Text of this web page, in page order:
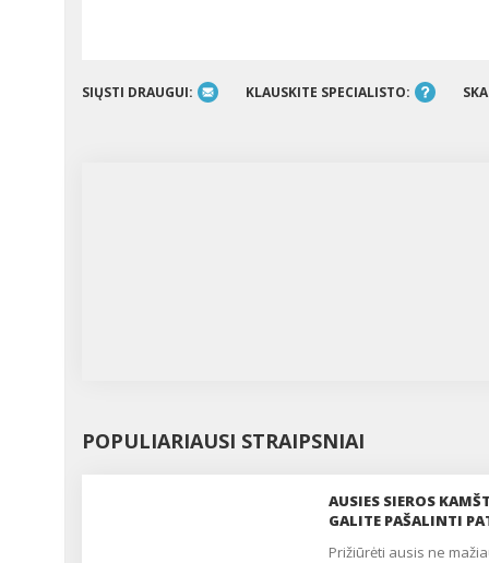
SIŲSTI DRAUGUI: KLAUSKITE SPECIALISTO:
POPULIARIAUSI STRAIPSNIAI
AUSIES SIEROS
GALITE PAŠALINTI
Prižiūrėti ausis ne mažiau